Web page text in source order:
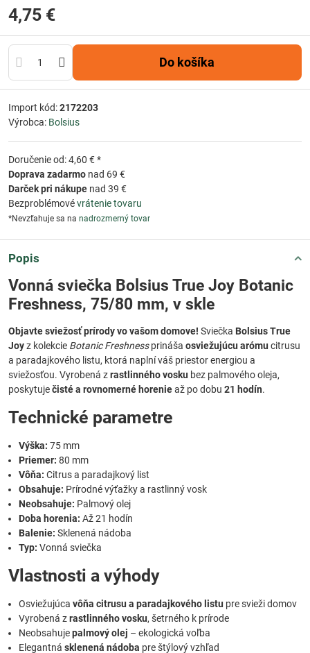
4,75 €
Do košíka
Import kód:2172203
Výrobca: Bolsius
Doručenie od: 4,60 € *
Doprava zadarmo nad 69 €
Darček pri nákupe nad 39 €
Bezproblémovévrátenie tovaru
*Nevzťahuje sa na nadrozmerný tovar
Popis
Vonná sviečka Bolsius True Joy Botanic
Freshness, 75/80 mm, v skle
Objavte sviežosť prírody vo vašom domove! Sviečka Bolsius True
Joyz kolekcie Botanic Freshnessprináša osviežujúcu arómu citrusu
a paradajkového listu, ktorá naplní váš priestor energiou a
sviežosťou. Vyrobená zrastlinného vosku bez palmového oleja,
poskytuječisté a rovnomerné horenieaž po dobu 21 hodín.
Technické parametre
Výška: 75 mm
Priemer: 80 mm
Vôňa: Citrus a paradajkový list
Obsahuje: Prírodné výťažky a rastlinný vosk
Neobsahuje: Palmový olej
Doba horenia: Až 21 hodín
Balenie: Sklenená nádoba
Typ: Vonná sviečka
Vlastnosti a výhody
Osviežujúca vôňa citrusu a paradajkového listu pre svieži domov
Vyrobená zrastlinného vosku, šetrného k prírode
Neobsahujepalmový olej – ekologická voľba
Elegantná sklenená nádoba pre štýlový vzhľad